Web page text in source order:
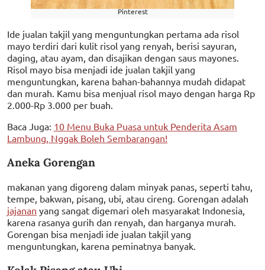
Pinterest
Ide jualan takjil yang menguntungkan pertama ada risol
mayo terdiri dari kulit risol yang renyah, berisi sayuran,
daging, atau ayam, dan disajikan dengan saus mayones.
Risol mayo bisa menjadi ide jualan takjil yang
menguntungkan, karena bahan-bahannya mudah didapat
dan murah. Kamu bisa menjual risol mayo dengan harga Rp
2.000-Rp 3.000 per buah.
Baca Juga: 10 Menu Buka Puasa untuk Penderita Asam
Lambung, Nggak Boleh Sembarangan!
Aneka Gorengan
makanan yang digoreng dalam minyak panas, seperti tahu,
tempe, bakwan, pisang, ubi, atau cireng. Gorengan adalah
jajanan yang sangat digemari oleh masyarakat Indonesia,
karena rasanya gurih dan renyah, dan harganya murah.
Gorengan bisa menjadi ide jualan takjil yang
menguntungkan, karena peminatnya banyak.